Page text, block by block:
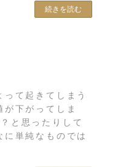
続きを読む
て起きてしまう
下がってしま
と思ったりして
単純なものでは